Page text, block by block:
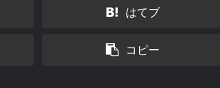
はてブ
コピー